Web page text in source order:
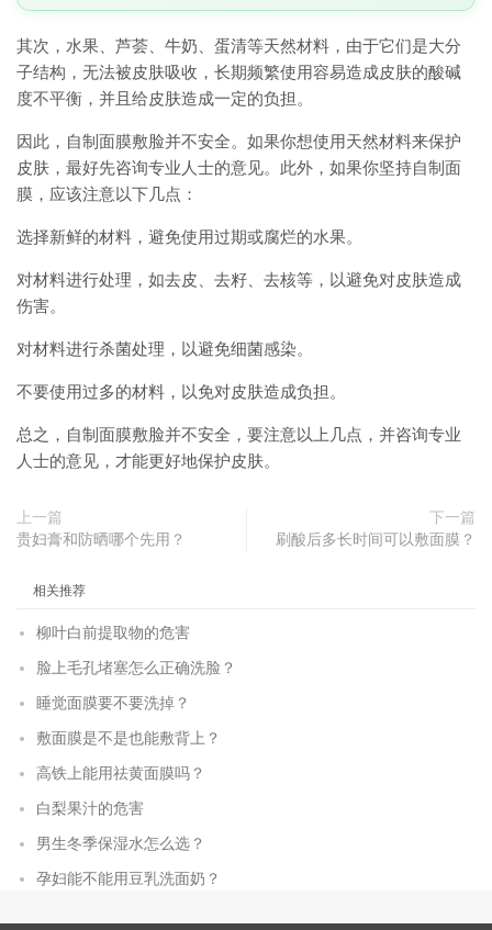
其次，水果、芦荟、牛奶、蛋清等天然材料，由于它们是大分
子结构，无法被皮肤吸收，长期频繁使用容易造成皮肤的酸碱
度不平衡，并且给皮肤造成一定的负担。
因此，自制面膜敷脸并不安全。如果你想使用天然材料来保护
皮肤，最好先咨询专业人士的意见。此外，如果你坚持自制面
膜，应该注意以下几点：
选择新鲜的材料，避免使用过期或腐烂的水果。
对材料进行处理，如去皮、去籽、去核等，以避免对皮肤造成
伤害。
对材料进行杀菌处理，以避免细菌感染。
不要使用过多的材料，以免对皮肤造成负担。
总之，自制面膜敷脸并不安全，要注意以上几点，并咨询专业
人士的意见，才能更好地保护皮肤。
上一篇
贵妇膏和防晒哪个先用？
下一篇
刷酸后多长时间可以敷面膜？
相关推荐
柳叶白前提取物的危害
脸上毛孔堵塞怎么正确洗脸？
睡觉面膜要不要洗掉？
敷面膜是不是也能敷背上？
高铁上能用祛黄面膜吗？
白梨果汁的危害
男生冬季保湿水怎么选？
孕妇能不能用豆乳洗面奶？